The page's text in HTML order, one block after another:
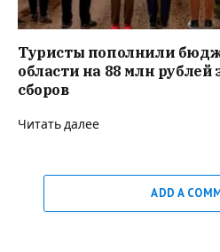
Туристы пополнили
области на 88 млн рублей
сборов
Читать далее
ADD A